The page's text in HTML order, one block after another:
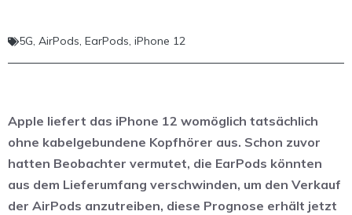
5G, AirPods, EarPods, iPhone 12
Apple liefert das iPhone 12 womöglich tatsächlich
ohne kabelgebundene Kopfhörer aus. Schon zuvor
hatten Beobachter vermutet, die EarPods könnten
aus dem Lieferumfang verschwinden, um den Verkauf
der AirPods anzutreiben, diese Prognose erhält jetzt